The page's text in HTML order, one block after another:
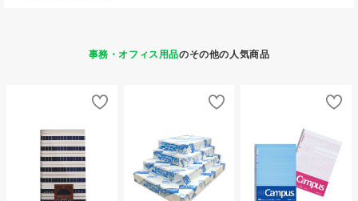
事務・オフィス用品のその他の人気商品